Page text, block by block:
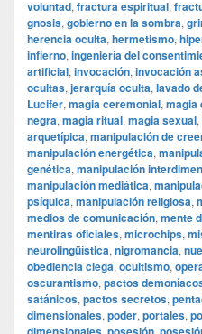
voluntad, fractura espiritual,
gnosis, gobierno en la sombra,
herencia oculta, hermetismo,
infierno, ingeniería del
artificial, invocación, invocación
ocultas, jerarquía oculta, lavado
Lucifer, magia ceremonial, magia
negra, magia ritual, magia sexual,
arquetípica, manipulación de
manipulación energética,
genética, manipulación
manipulación mediática,
psíquica, manipulación religiosa,
medios de comunicación, mente
mentiras oficiales, microchips,
neurolingüística, nigromancia,
obediencia ciega, ocultismo,
oscurantismo, pactos
satánicos, pactos secretos,
dimensionales, poder, portales,